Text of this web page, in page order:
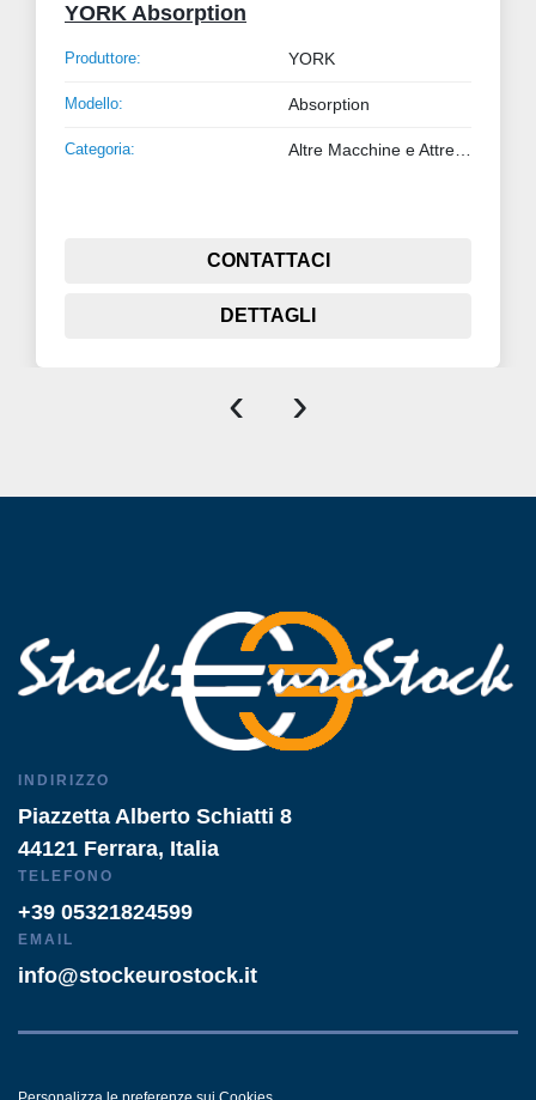
YORK Absorption
Produttore: YORK
Modello: Absorption
Categoria:
CONTATTACI
DETTAGLI
‹ ›
INDIRIZZO
Piazzetta Alberto Schiatti 8
44121 Ferrara, Italia
TELEFONO
+39 05321824599
EMAIL
info@stockeurostock.it